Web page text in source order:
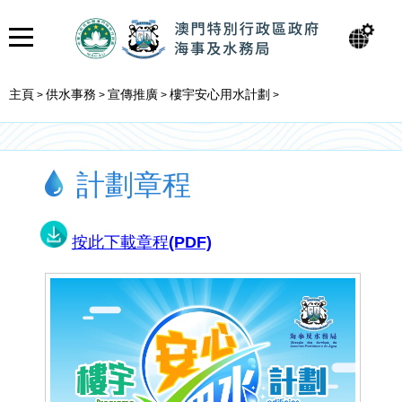
主頁 > 供水事務 > 宣傳推廣 > 樓宇安心用水計劃 >
計劃章程
按此下載章程(PDF)